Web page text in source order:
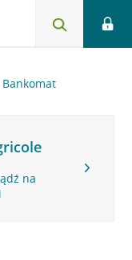
Bankomat
na